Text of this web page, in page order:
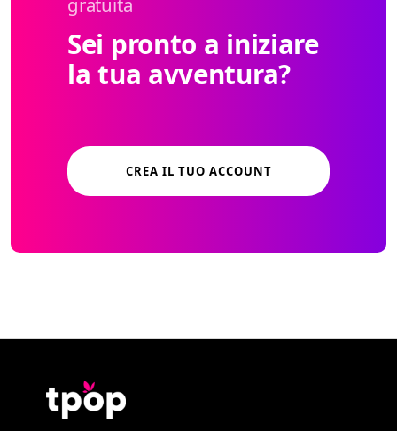
Sei pronto a iniziare
la tua avventura?
CREA IL TUO ACCOUNT